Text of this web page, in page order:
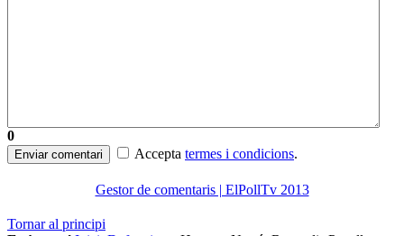
0
Enviar comentari Accepta termes i condicions.
Gestor de comentaris | ElPollTv 2013
Tornar al principi